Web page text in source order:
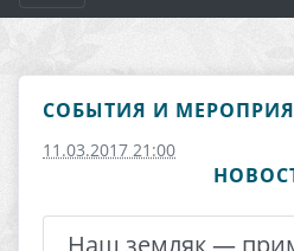
СОБЫТИЯ И
11.03.2017 21:00
Наш земляк —